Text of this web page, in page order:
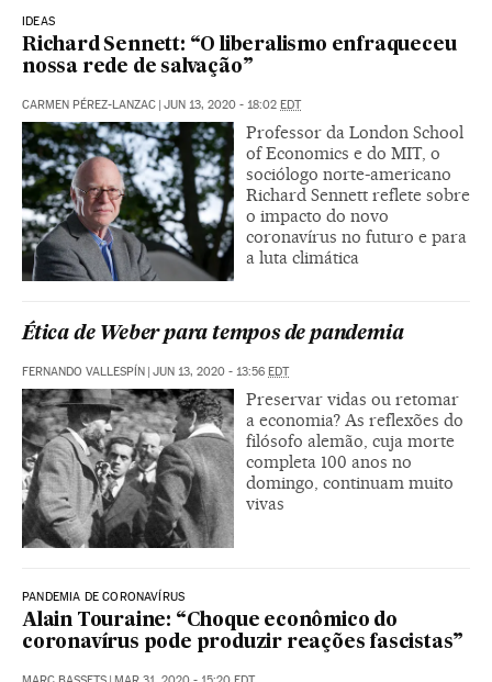
IDEAS
Richard Sennett: “O liberalismo enfraqueceu
nossa rede de salvação”
CARMEN PÉREZ-LANZAC | JUN 13, 2020 - 18:02 EDT
Professor da London School
of Economics e do MIT, o
sociólogo norte-americano
Richard Sennett reflete sobre
o impacto do novo
coronavírus no futuro e para
a luta climática
Ética de Weber para tempos de pandemia
FERNANDO VALLESPÍN | JUN 13, 2020 - 13:56 EDT
Preservar vidas ou retomar
a economia? As reflexões do
filósofo alemão, cuja morte
completa 100 anos no
domingo, continuam muito
vivas
PANDEMIA DE CORONAVÍRUS
Alain Touraine: “Choque econômico do
coronavírus pode produzir reações fascistas”